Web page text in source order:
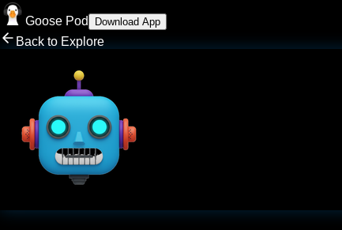
Goose Pod Download App
Back to Explore